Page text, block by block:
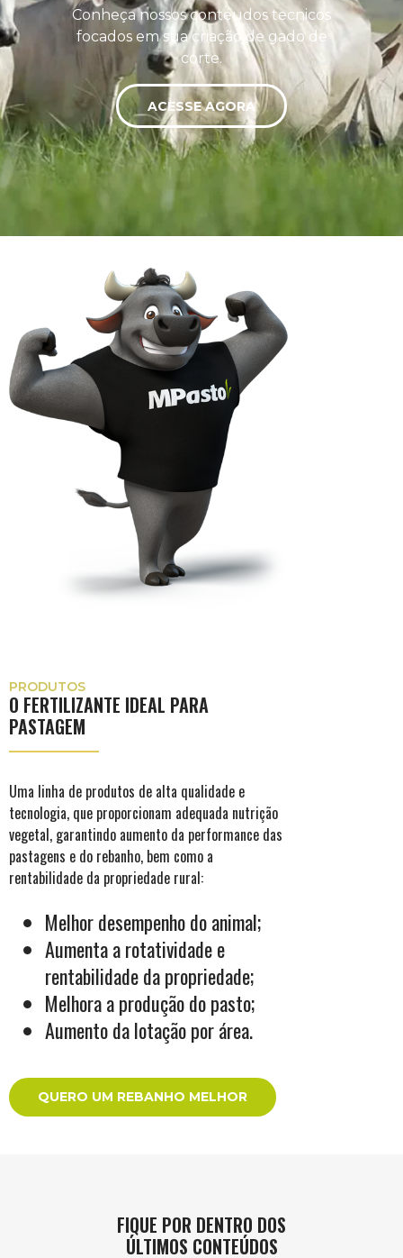
Conheça nossos contéudos tecnicos
focados em sua criação de gado de
corte.
ACESSE AGORA
PRODUTOS
O FERTILIZANTE IDEAL PARA
PASTAGEM
Uma linha de produtos de alta qualidade e
tecnologia, que proporcionam adequada nutrição
vegetal, garantindo aumento da performance das
pastagens e do rebanho, bem como a
rentabilidade da propriedade rural:
Melhor desempenho do animal;
Aumenta a rotatividade e
rentabilidade da propriedade;
Melhora a produção do pasto;
Aumento da lotação por área.
QUERO UM REBANHO MELHOR
FIQUE POR DENTRO DOS
ÚLTIMOS CONTEÚDOS